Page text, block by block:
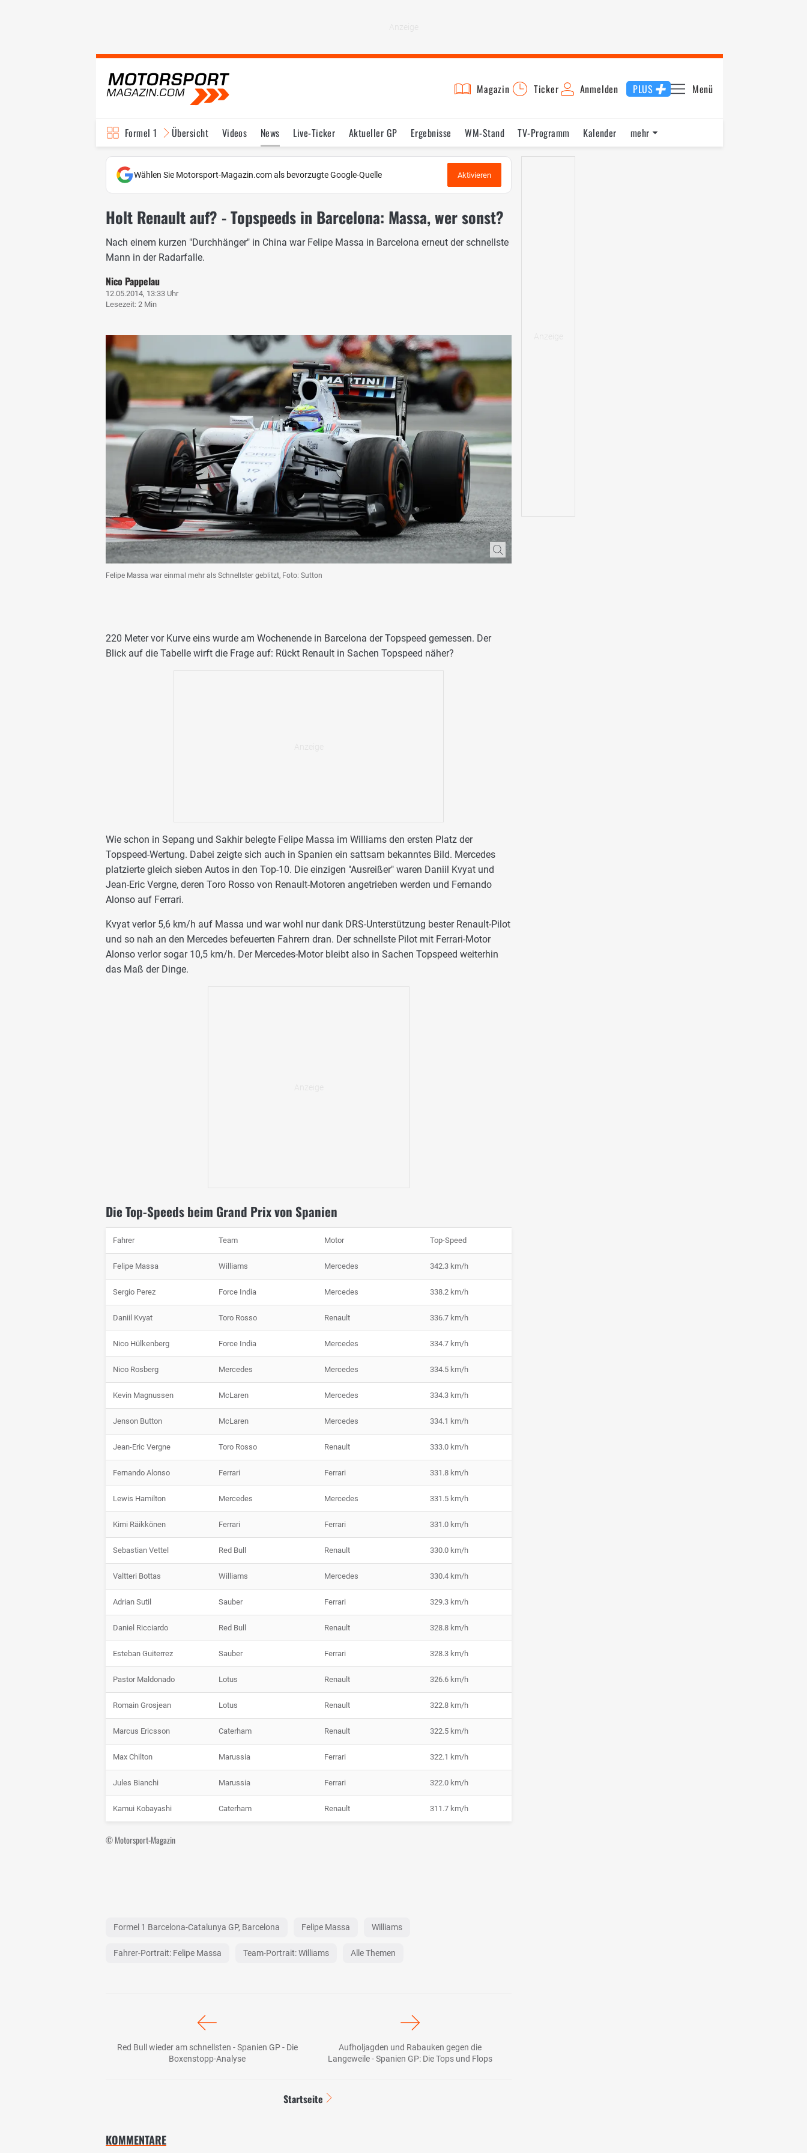
Magazin Ticker Anmelden PLUS Menü
Formel 1 Übersicht Videos News Live-Ticker Aktueller GP Ergebnisse WM-Stand TV-Programm
Kalender
Fahrer & Teams
Bilder Termine Statistik Testfahrten Reglement Lexikon
mehr
Wählen Sie Motorsport-Magazin.com als bevorzugte Google-Quelle Aktivieren
Holt Renault auf? - Topspeeds in Barcelona: Massa, wer sonst?
Nach einem kurzen "Durchhänger" in China war Felipe Massa in Barcelona erneut der schnellste
Mann in der Radarfalle.
Nico Pappelau
12.05.2014, 13:33 Uhr
Lesezeit: 2 Min
Felipe Massa war einmal mehr als Schnellster geblitzt, Foto: Sutton
220 Meter vor Kurve eins wurde am Wochenende in Barcelona der Topspeed gemessen. Der
Blick auf die Tabelle wirft die Frage auf: Rückt Renault in Sachen Topspeed näher?
Wie schon in Sepang und Sakhir belegte Felipe Massa im Williams den ersten Platz der
Topspeed-Wertung. Dabei zeigte sich auch in Spanien ein sattsam bekanntes Bild. Mercedes
platzierte gleich sieben Autos in den Top-10. Die einzigen "Ausreißer" waren Daniil Kvyat und
Jean-Eric Vergne, deren Toro Rosso von Renault-Motoren angetrieben werden und Fernando
Alonso auf Ferrari.
Kvyat verlor 5,6 km/h auf Massa und war wohl nur dank DRS-Unterstützung bester Renault-Pilot
und so nah an den Mercedes befeuerten Fahrern dran. Der schnellste Pilot mit Ferrari-Motor
Alonso verlor sogar 10,5 km/h. Der Mercedes-Motor bleibt also in Sachen Topspeed weiterhin
das Maß der Dinge.
Die Top-Speeds beim Grand Prix von Spanien
Fahrer Team Motor Top-Speed
Felipe Massa Williams Mercedes 342.3 km/h
Sergio Perez Force India Mercedes 338.2 km/h
Daniil Kvyat Toro Rosso Renault 336.7 km/h
Nico Hülkenberg Force India Mercedes 334.7 km/h
Nico Rosberg Mercedes Mercedes 334.5 km/h
Kevin Magnussen McLaren Mercedes 334.3 km/h
Jenson Button McLaren Mercedes 334.1 km/h
Jean-Eric Vergne Toro Rosso Renault 333.0 km/h
Fernando Alonso Ferrari Ferrari 331.8 km/h
Lewis Hamilton Mercedes Mercedes 331.5 km/h
Kimi Räikkönen Ferrari Ferrari 331.0 km/h
Sebastian Vettel Red Bull Renault 330.0 km/h
Valtteri Bottas Williams Mercedes 330.4 km/h
Adrian Sutil Sauber Ferrari 329.3 km/h
Daniel Ricciardo Red Bull Renault 328.8 km/h
Esteban Guiterrez Sauber Ferrari 328.3 km/h
Pastor Maldonado Lotus Renault 326.6 km/h
Romain Grosjean Lotus Renault 322.8 km/h
Marcus Ericsson Caterham Renault 322.5 km/h
Max Chilton Marussia Ferrari 322.1 km/h
Jules Bianchi Marussia Ferrari 322.0 km/h
Kamui Kobayashi Caterham Renault 311.7 km/h
© Motorsport-Magazin
Formel 1 Barcelona-Catalunya GP, Barcelona Felipe Massa Williams
Fahrer-Portrait: Felipe Massa Team-Portrait: Williams Alle Themen
Red Bull wieder am schnellsten - Spanien GP - Die
Boxenstopp-Analyse
Aufholjagden und Rabauken gegen die
Langeweile - Spanien GP: Die Tops und Flops
Startseite
KOMMENTARE